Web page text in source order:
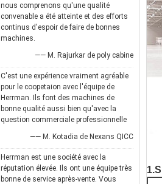
nous comprenons qu'une qualité
convenable a été atteinte et des efforts
continus d'espoir de faire de bonnes
machines.
—— M. Rajurkar de poly cabine
C'est une expérience vraiment agréable
pour le coopetaion avec l'équipe de
Herrman. Ils font des machines de
bonne qualité aussi bien qu'avec la
question commerciale professionnelle
—— M. Kotadia de Nexans QICC
Herrman est une société avec la
réputation élevée. Ils ont une équipe très
bonne de service après-vente. Vous